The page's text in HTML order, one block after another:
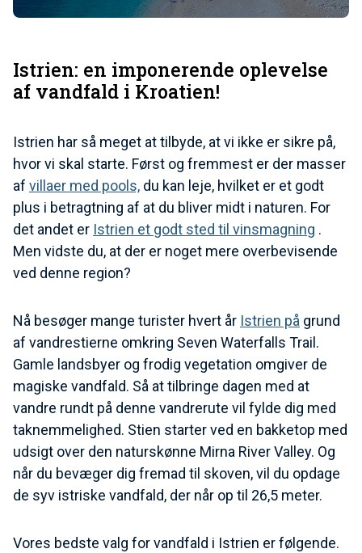
Istrien: en imponerende oplevelse
af vandfald i Kroatien!
Istrien har så meget at tilbyde, at vi ikke er sikre på,
hvor vi skal starte. Først og fremmest er der masser
af villaer med pools, du kan leje, hvilket er et godt
plus i betragtning af at du bliver midt i naturen. For
det andet er Istrien et godt sted til vinsmagning .
Men vidste du, at der er noget mere overbevisende
ved denne region?
Nå besøger mange turister hvert år Istrien på grund
af vandrestierne omkring Seven Waterfalls Trail.
Gamle landsbyer og frodig vegetation omgiver de
magiske vandfald. Så at tilbringe dagen med at
vandre rundt på denne vandrerute vil fylde dig med
taknemmelighed. Stien starter ved en bakketop med
udsigt over den naturskønne Mirna River Valley. Og
når du bevæger dig fremad til skoven, vil du opdage
de syv istriske vandfald, der når op til 26,5 meter.
Vores bedste valg for vandfald i Istrien er følgende.